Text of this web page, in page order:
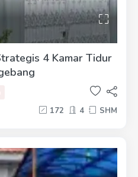
4 Kamar Tidur
172 4 SHM